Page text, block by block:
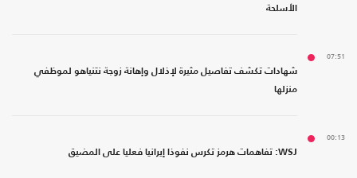
الأسلحة
07:51
شهادات تكشف تفاصيل مثيرة لإذلال وإهانة زوجة نتنياهو لموظفي
منزلها
00:13
WSJ: تفاهمات هرمز تكرس نفوذا إيرانيا فعليا على المضيق